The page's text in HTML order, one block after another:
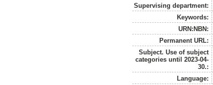
Supervising department:
Keywords:
URN:NBN:
Permanent URL:
Subject. Use of subject
categories until 2023-04-
30.:
Language: